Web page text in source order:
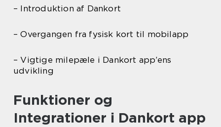
– Introduktion af Dankort
– Overgangen fra fysisk kort til mobilapp
– Vigtige milepæle i Dankort app’ens
udvikling
Funktioner og
Integrationer i Dankort app